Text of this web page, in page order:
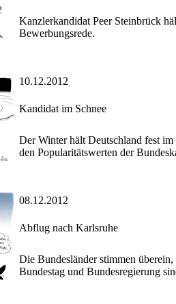
Kanzlerkandidat Peer Steinbrück
Bewerbungsrede.
10.12.2012
Kandidat im Schnee
Der Winter hält Deutschland fest
den Popularitätswerten der
08.12.2012
Abflug nach Karlsruhe
Die Bundesländer stimmen
Bundestag und Bundesregierung